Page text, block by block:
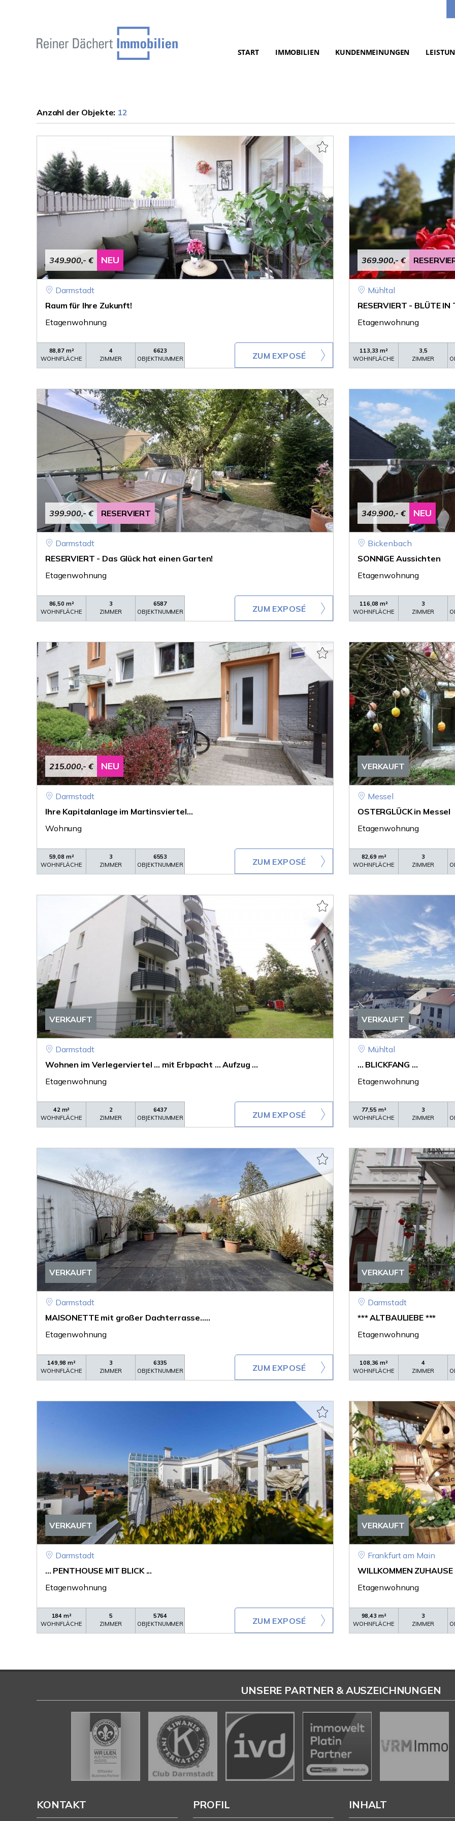
START IMMOBILIEN KUNDENMEINUNGEN
Anzahl der Objekte: 12
349.900,- € NEU
Darmstadt
Raum für Ihre Zukunft!
Etagenwohnung
88,87 m²
WOHNFLÄCHE
4
ZIMMER
6623
OBJEKTNUMMER
ZUM EXPOSÉ
369.900,- €
Mühltal
RESERVIERT - BLÜTE IN
Etagenwohnung
113,33 m²
WOHNFLÄCHE
3,5
ZIMMER
399.900,- € RESERVIERT
Darmstadt
RESERVIERT - Das Glück hat einen Garten!
Etagenwohnung
86,50 m²
WOHNFLÄCHE
3
ZIMMER
6587
OBJEKTNUMMER
ZUM EXPOSÉ
349.900,- € NEU
Bickenbach
SONNIGE Aussichten
Etagenwohnung
116,08 m²
WOHNFLÄCHE
3
ZIMMER
215.000,- € NEU
Darmstadt
Ihre Kapitalanlage im Martinsviertel...
Wohnung
59,08 m²
WOHNFLÄCHE
3
ZIMMER
6553
OBJEKTNUMMER
ZUM EXPOSÉ
VERKAUFT
Messel
OSTERGLÜCK in Messel
Etagenwohnung
82,69 m²
WOHNFLÄCHE
3
ZIMMER
VERKAUFT
Darmstadt
Wohnen im Verlegerviertel ... mit Erbpacht ... Aufzug ...
Etagenwohnung
42 m²
WOHNFLÄCHE
2
ZIMMER
6437
OBJEKTNUMMER
ZUM EXPOSÉ
VERKAUFT
Mühltal
... BLICKFANG ...
Etagenwohnung
77,55 m²
WOHNFLÄCHE
3
ZIMMER
VERKAUFT
Darmstadt
MAISONETTE mit großer Dachterrasse.....
Etagenwohnung
149,98 m²
WOHNFLÄCHE
3
ZIMMER
6335
OBJEKTNUMMER
ZUM EXPOSÉ
VERKAUFT
Darmstadt
*** ALTBAULIEBE ***
Etagenwohnung
108,36 m²
WOHNFLÄCHE
4
ZIMMER
VERKAUFT
Darmstadt
... PENTHOUSE MIT BLICK ...
Etagenwohnung
184 m²
WOHNFLÄCHE
5
ZIMMER
5764
OBJEKTNUMMER
ZUM EXPOSÉ
VERKAUFT
Frankfurt am Main
WILLKOMMEN
Etagenwohnung
98,43 m²
WOHNFLÄCHE
3
ZIMMER
UNSERE PARTNER & AUSZEICHNUNGEN
KONTAKT PROFIL INHALT